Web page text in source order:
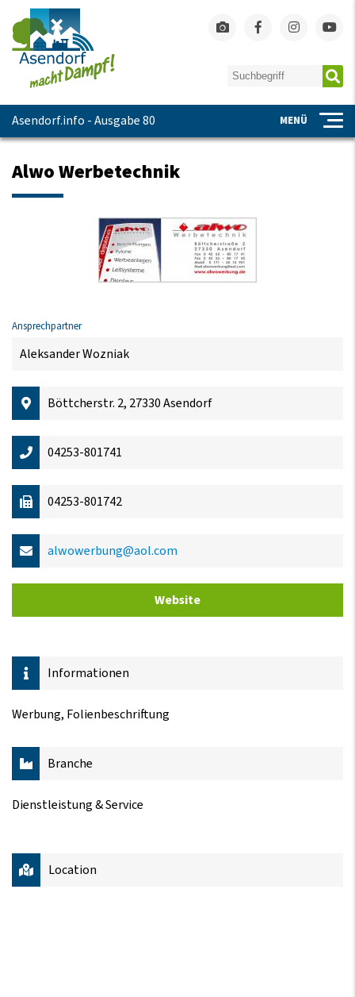
Asendorf.info - Ausgabe 80 MENÜ
Alwo Werbetechnik
Ansprechpartner
Aleksander Wozniak
Böttcherstr. 2, 27330 Asendorf
04253-801741
04253-801742
alwowerbung@aol.com
Website
Informationen
Werbung, Folienbeschriftung
Branche
Dienstleistung & Service
Location